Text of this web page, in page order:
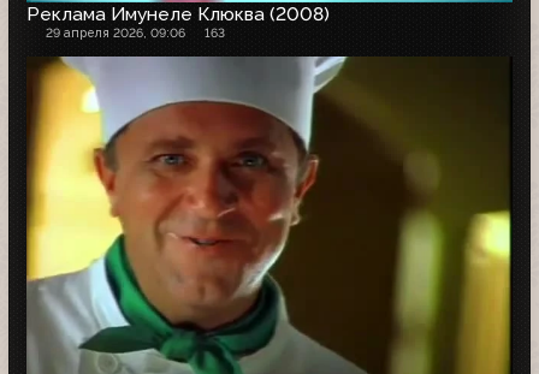
Реклама Имунеле Клюква (2008)
29 апреля 2026, 09:06 163